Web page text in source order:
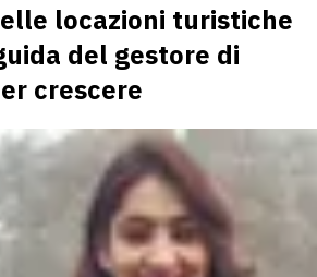
locazioni turistiche
del gestore di
crescere